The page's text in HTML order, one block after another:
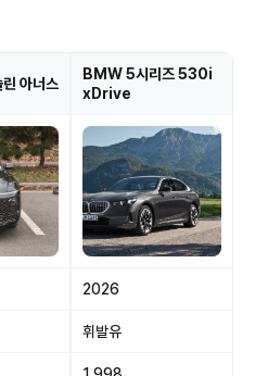
아너스
BMW 5시리즈 530i
xDrive
2026
휘발유